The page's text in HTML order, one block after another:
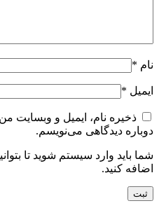
نام *
ایمیل *
ذخیره نام، ایمیل و وبسایت
دوباره دیدگاهی می‌نویسم.
شما باید وارد سیستم شوید تا
اضافه کنید.